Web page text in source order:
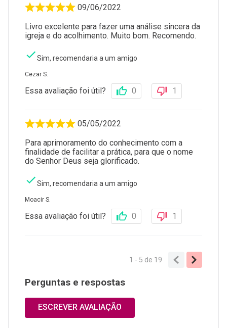
09/06/2022
Livro excelente para fazer uma análise sincera da
igreja e do acolhimento. Muito bom. Recomendo.
Sim, recomendaria a um amigo
Cezar S.
Essa avaliação foi útil? 0 1
05/05/2022
Para aprimoramento do conhecimento com a
finalidade de facilitar a prática, para que o nome
do Senhor Deus seja glorificado.
Sim, recomendaria a um amigo
Moacir S.
Essa avaliação foi útil? 0 1
1 - 5 de 19
Perguntas e respostas
ESCREVER AVALIAÇÃO